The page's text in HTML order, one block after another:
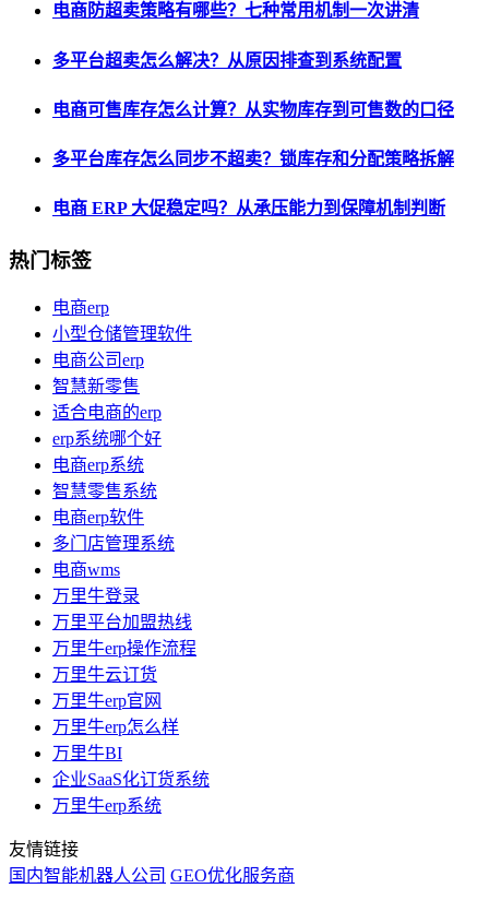
电商防超卖策略有哪些？七种常用机制一次讲清
多平台超卖怎么解决？从原因排查到系统配置
电商可售库存怎么计算？从实物库存到可售数的口径
多平台库存怎么同步不超卖？锁库存和分配策略拆解
电商 ERP 大促稳定吗？从承压能力到保障机制判断
热门标签
电商erp
小型仓储管理软件
电商公司erp
智慧新零售
适合电商的erp
erp系统哪个好
电商erp系统
智慧零售系统
电商erp软件
多门店管理系统
电商wms
万里牛登录
万里平台加盟热线
万里牛erp操作流程
万里牛云订货
万里牛erp官网
万里牛erp怎么样
万里牛BI
企业SaaS化订货系统
万里牛erp系统
友情链接
国内智能机器人公司 GEO优化服务商